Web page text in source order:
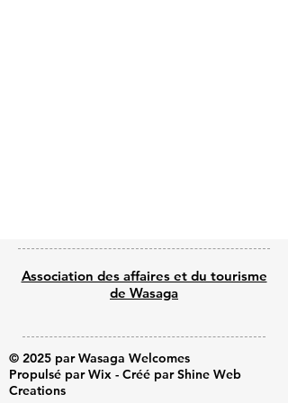
Association des affaires et du tourisme
de Wasaga
© 2025 par Wasaga Welcomes
Propulsé par Wix - Créé par Shine Web
Creations